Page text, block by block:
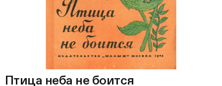
Птица неба не боится